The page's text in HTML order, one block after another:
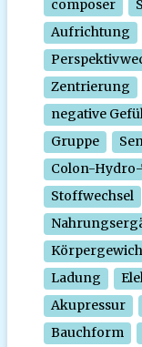
composer
Aufrichtung
Zentrierung
negative
Gruppe
Colon-
Stoffwechsel
Ladung
Akupressur
Bauchform